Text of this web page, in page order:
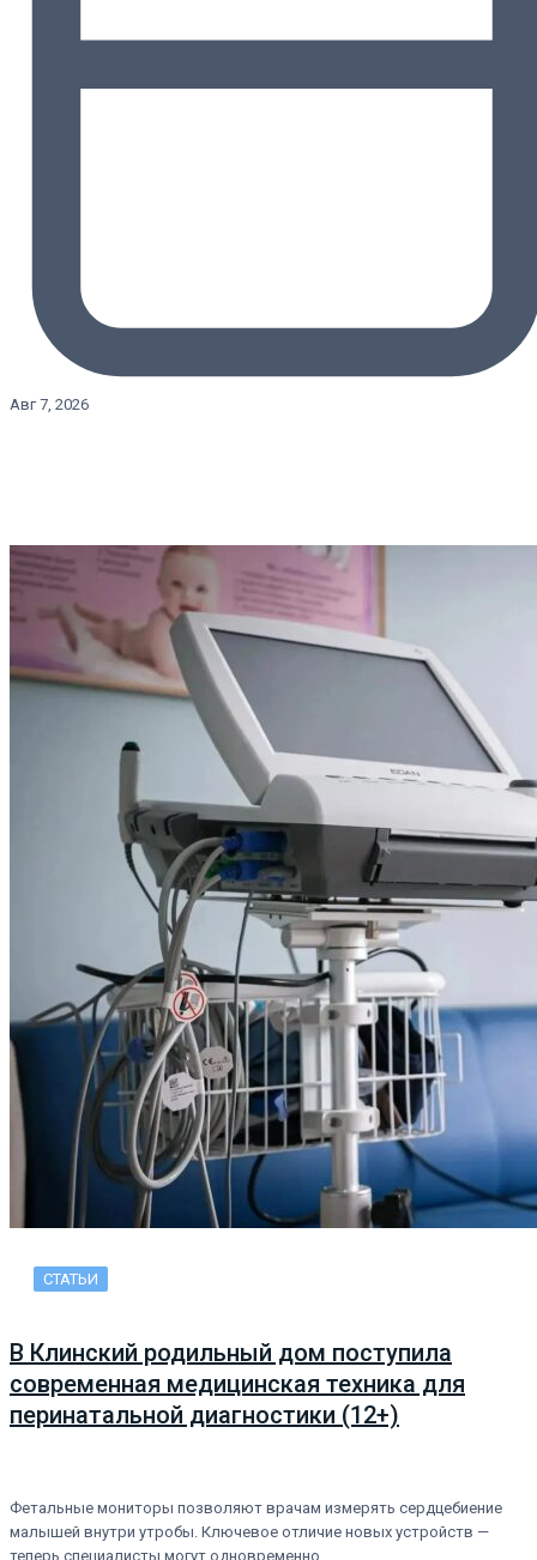
Авг 7, 2026
СТАТЬИ
В Клинский родильный дом поступила
современная медицинская техника для
перинатальной диагностики (12+)
Фетальные мониторы позволяют врачам измерять сердцебиение
малышей внутри утробы. Ключевое отличие новых устройств —
теперь специалисты могут одновременно…